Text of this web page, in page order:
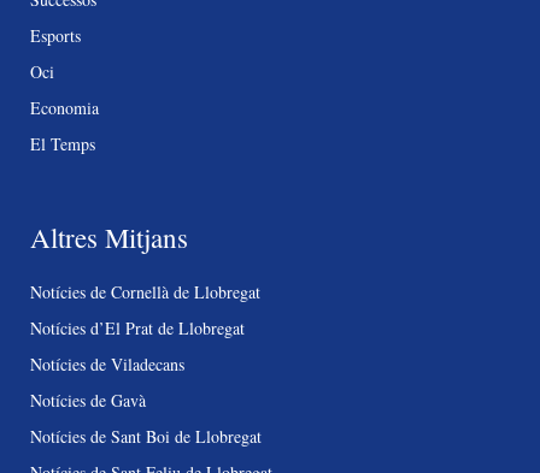
Esports
Oci
Economia
El Temps
Altres Mitjans
Notícies de Cornellà de Llobregat
Notícies d’El Prat de Llobregat
Notícies de Viladecans
Notícies de Gavà
Notícies de Sant Boi de Llobregat